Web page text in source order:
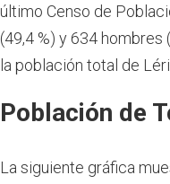
último Censo de
(49,4 %) y 634 hombres
la población total de
Población de
La siguiente gráfica